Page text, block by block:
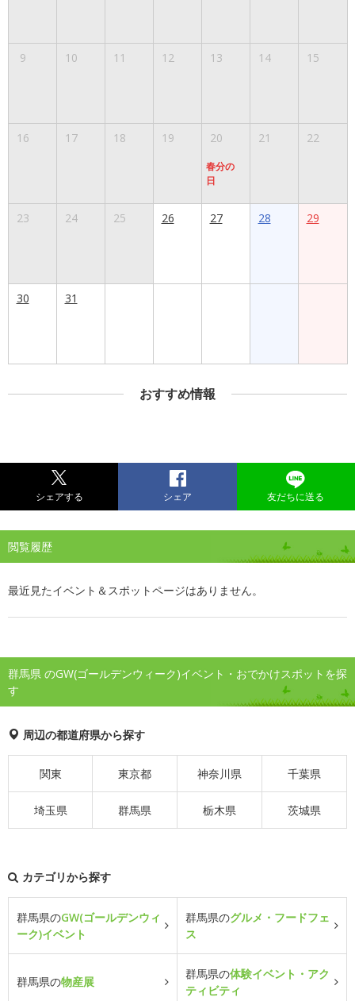
9 10 11 12 13 14 15
16 17 18 19 20
春分の
日
21 22
23 24 25 26 27 28 29
30 31
おすすめ情報
シェアする シェア 友だちに送る
閲覧履歴
最近見たイベント＆スポットページはありません。
群馬県 のGW(ゴールデンウィーク)イベント・おでかけスポットを探
す
周辺の都道府県から探す
関東 東京都 神奈川県 千葉県
埼玉県 群馬県 栃木県 茨城県
カテゴリから探す
群馬県のGW(ゴールデンウィ
ーク)イベント
群馬県のグルメ・フードフェ
ス
群馬県の物産展
群馬県の体験イベント・アク
ティビティ